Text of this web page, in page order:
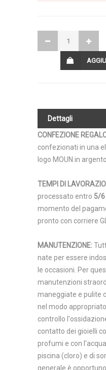
Dettagli
CONFEZIONE
confezionati in una
logo MOUN in
TEMPI DI
processato entro 5/6
momento del
pronto con corriere
MANUTENZIONE:
nate per essere
le occasioni. Per
manutenzioni
maneggiate e pulite
nel modo
controllo
contatto dei gioielli
profumi e con
piscina (cloro) e di
generale è